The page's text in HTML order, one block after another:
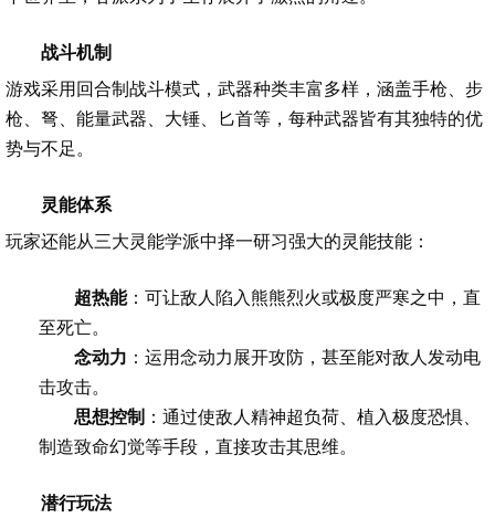
战斗机制
游戏采用回合制战斗模式，武器种类丰富多样，涵盖手枪、步
枪、弩、能量武器、大锤、匕首等，每种武器皆有其独特的优
势与不足。
灵能体系
玩家还能从三大灵能学派中择一研习强大的灵能技能：
超热能：可让敌人陷入熊熊烈火或极度严寒之中，直
至死亡。
念动力 ：运用念动力展开攻防，甚至能对敌人发动电
击攻击。
思想控制 ：通过使敌人精神超负荷、植入极度恐惧、
制造致命幻觉等手段，直接攻击其思维。
潜行玩法